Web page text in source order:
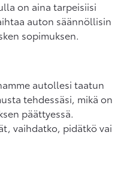
on aina tarpeisiisi
auton säännöllisin
sopimuksen.
autollesi taatun
tehdessäsi, mikä on
päättyessä.
vaihdatko, pidätkö vai